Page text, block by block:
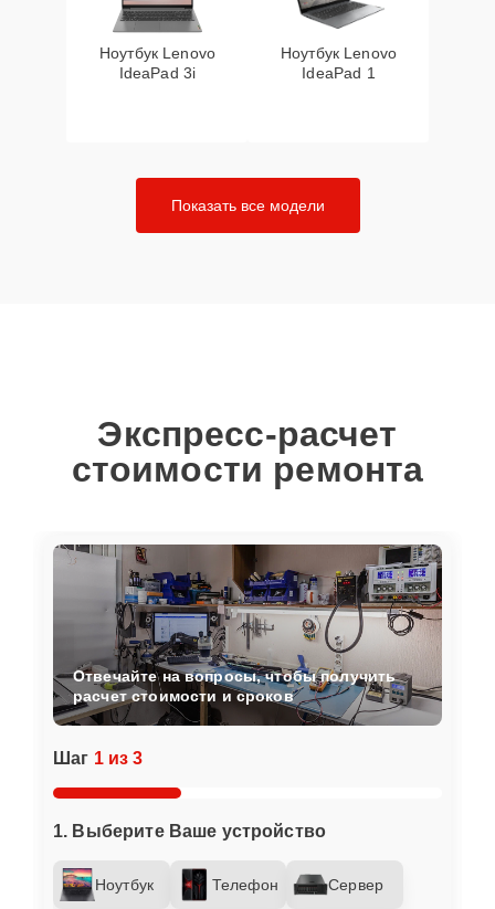
Ноутбук Lenovo
IdeaPad 3i
Ноутбук Lenovo
IdeaPad 1
Показать все модели
Экспресс-расчет
стоимости ремонта
Шаг 1 из 3
1. Выберите Ваше устройство
Ноутбук Телефон Сервер
Отвечайте на вопросы, чтобы получить
расчет стоимости и сроков